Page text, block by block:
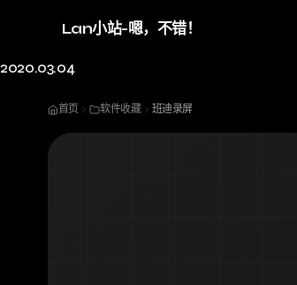
Lan小站-嗯，不错！
2020.03.04
首页 软件收藏 班迪录屏